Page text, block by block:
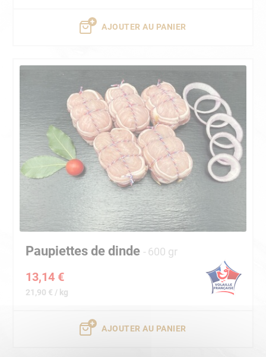
AJOUTER AU PANIER
Paupiettes de dinde 600 gr
13,14 €
21,90 € / kg
AJOUTER AU PANIER